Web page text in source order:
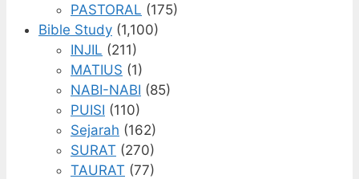
PASTORAL (175)
Bible Study (1,100)
INJIL (211)
MATIUS (1)
NABI-NABI (85)
PUISI (110)
Sejarah (162)
SURAT (270)
TAURAT (77)